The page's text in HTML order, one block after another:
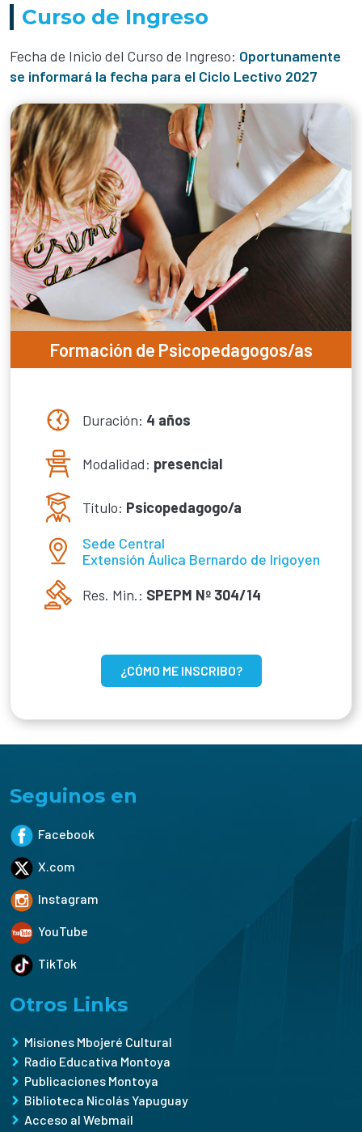
Curso de Ingreso
Fecha de Inicio del Curso de Ingreso: Oportunamente
se informará la fecha para el Ciclo Lectivo 2027
Formación de Psicopedagogos/as
Duración: 4 años
Modalidad: presencial
Título: Psicopedagogo/a
Sede Central
Extensión Áulica Bernardo de Irigoyen
Res. Min.: SPEPM Nº 304/14
¿CÓMO ME INSCRIBO?
Seguinos en
Facebook
X.com
Instagram
YouTube
TikTok
Otros Links
Misiones Mbojeré Cultural
Radio Educativa Montoya
Publicaciones Montoya
Biblioteca Nicolás Yapuguay
Acceso al Webmail